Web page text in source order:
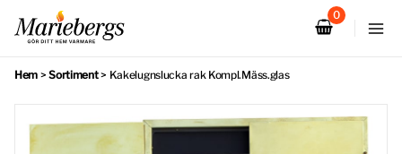
innehåll
Hem >Sortiment> Kakelugnslucka rak Kompl.Mäss.glas